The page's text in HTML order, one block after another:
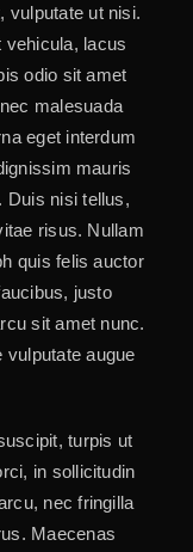
vulputate ut nisi.
vehicula, lacus
odio sit amet
malesuada
eget interdum
mauris
Duis nisi tellus,
risus. Nullam
quis felis auctor
justo
sit amet nunc.
augue
turpis ut
in sollicitudin
nec fringilla
Maecenas